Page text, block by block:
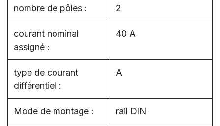
nombre de pôles : 2
courant nominal
assigné :
40 A
type de courant
différentiel :
A
Mode de montage : rail DIN